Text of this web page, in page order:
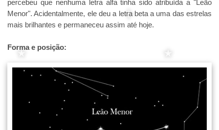
percebeu que nenhuma letra alfa tinha sido atribuída a "Leão
Menor". Acidentalmente, ele deu a letra beta a uma das estrelas
mais brilhantes e permaneceu assim até hoje.
Forma e posição: